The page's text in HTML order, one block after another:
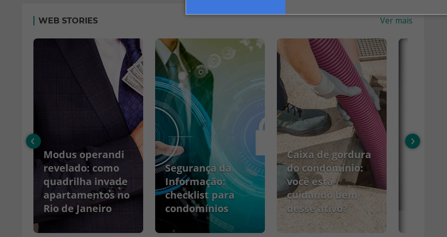
WEB STORIES Ver mais
Modus operandi
revelado: como
quadrilha invade
apartamentos no
Rio de Janeiro
Segurança da
Informação:
checklist para
condomínios
Caixa de gordura
do condomínio:
você está
cuidando bem
desse ativo?
‹ ›